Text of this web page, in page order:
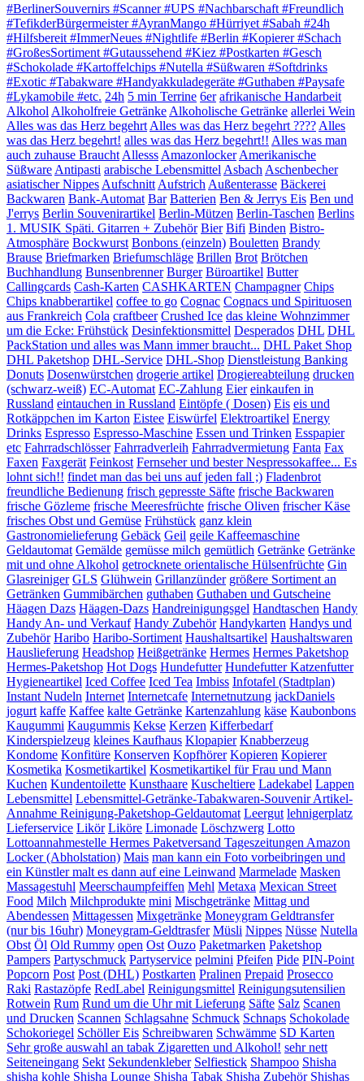
#BerlinerSouvernirs #Scanner #UPS #Nachbarschaft #Freundlich
#TefikderBürgermeister #AyranMango #Hürriyet #Sabah #24h
#Hilfsbereit #ImmerNeues #Nightlife #Berlin #Kopierer #Schach
#GroßesSortiment #Gutaussehend #Kiez #Postkarten #Gesch
#Schokolade #Kartoffelchips #Nutella #Süßwaren #Softdrinks
#Exotic #Tabakware #Handyakkuladegeräte #Guthaben #Paysafe
#Lykamobile #etc. 24h 5 min Terrine 6er afrikanische Handarbeit
Alkohol Alkoholfreie Getränke Alkoholische Getränke allerlei Wein
Alles was das Herz begehrt Alles was das Herz begehrt ???? Alles
was das Herz begehrt! alles was das Herz begehrt!! Alles was man
auch zuhause Braucht Allesss Amazonlocker Amerikanische
Süßware Antipasti arabische Lebensmittel Asbach Aschenbecher
asiatischer Nippes Aufschnitt Aufstrich Außenterasse Bäckerei
Backwaren Bank-Automat Bar Batterien Ben & Jerrys Eis Ben und
J'errys Berlin Souvenirartikel Berlin-Mützen Berlin-Taschen Berlins
1. MUSIK Späti. Gitarren + Zubehör Bier Bifi Binden Bistro-
Atmosphäre Bockwurst Bonbons (einzeln) Bouletten Brandy
Brause Briefmarken Briefumschläge Brillen Brot Brötchen
Buchhandlung Bunsenbrenner Burger Büroartikel Butter
Callingcards Cash-Karten CASHKARTEN Champagner Chips
Chips knabberartikel coffee to go Cognac Cognacs und Spirituosen
aus Frankreich Cola craftbeer Crushed Ice das kleine Wohnzimmer
um die Ecke: Frühstück Desinfektionsmittel Desperados DHL DHL
PackStation und alles was Mann immer braucht... DHL Paket Shop
DHL Paketshop DHL-Service DHL-Shop Dienstleistung Banking
Donuts Dosenwürstchen drogerie artikel Drogiereabteilung drucken
(schwarz-weiß) EC-Automat EC-Zahlung Eier einkaufen in
Russland eintauchen in Russland Eintöpfe ( Dosen) Eis eis und
Rotkäppchen im Karton Eistee Eiswürfel Elektroartikel Energy
Drinks Espresso Espresso-Maschine Essen und Trinken Esspapier
etc Fahrradschlösser Fahrradverleih Fahrradvermietung Fanta Fax
Faxen Faxgerät Feinkost Fernseher und bester Nespressokaffee... Es
lohnt sich!! findet man das bei uns auf jeden fall ;) Fladenbrot
freundliche Bedienung frisch gepresste Säfte frische Backwaren
frische Gözleme frische Meeresfrüchte frische Oliven frischer Käse
frisches Obst und Gemüse Frühstück ganz klein
Gastronomielieferung Gebäck Geil geile Kaffeemaschine
Geldautomat Gemälde gemüsse milch gemütlich Getränke Getränke
mit und ohne Alkohol getrocknete orientalische Hülsenfrüchte Gin
Glasreiniger GLS Glühwein Grillanzünder größere Sortiment an
Getränken Gummibärchen guthaben Guthaben und Gutscheine
Häagen Dazs Häagen-Dazs Handreinigungsgel Handtaschen Handy
Handy An- und Verkauf Handy Zubehör Handykarten Handys und
Zubehör Haribo Haribo-Sortiment Haushaltsartikel Haushaltswaren
Hauslieferung Headshop Heißgetränke Hermes Hermes Paketshop
Hermes-Paketshop Hot Dogs Hundefutter Hundefutter Katzenfutter
Hygieneartikel Iced Coffee Iced Tea Imbiss Infotafel (Stadtplan)
Instant Nudeln Internet Internetcafe Internetnutzung jackDaniels
jogurt kaffe Kaffee kalte Getränke Kartenzahlung käse Kaubonbons
Kaugummi Kaugummis Kekse Kerzen Kifferbedarf
Kinderspielzeug kleines Kaufhaus Klopapier Knabberzeug
Kondome Konfitüre Konserven Kopfhörer Kopieren Kopierer
Kosmetika Kosmetikartikel Kosmetikartikel für Frau und Mann
Kuchen Kundentoilette Kunsthaare Kuscheltiere Ladekabel Lappen
Lebensmittel Lebensmittel-Getränke-Tabakwaren-Souvenir Artikel-
Annahme Reinigung-Paketshop-Geldautomat Leergut lehnigerplatz
Lieferservice Likör Liköre Limonade Löschzwerg Lotto
Lottoannahmestelle Hermes Paketversand Tageszeitungen Amazon
Locker (Abholstation) Mais man kann ein Foto vorbeibringen und
ein Künstler malt es dann auf eine Leinwand Marmelade Masken
Massagestuhl Meerschaumpfeiffen Mehl Metaxa Mexican Street
Food Milch Milchprodukte mini Mischgetränke Mittag und
Abendessen Mittagessen Mixgetränke Moneygram Geldtransfer
(nur bis 16uhr) Moneygram-Geldtrasfer Müsli Nippes Nüsse Nutella
Obst Öl Old Rummy open Ost Ouzo Paketmarken Paketshop
Pampers Partyschmuck Partyservice pelmini Pfeifen Pide PIN-Point
Popcorn Post Post (DHL) Postkarten Pralinen Prepaid Prosecco
Raki Rastazöpfe RedLabel Reinigungsmittel Reinigungsutensilien
Rotwein Rum Rund um die Uhr mit Lieferung Säfte Salz Scanen
und Drucken Scannen Schlagsahne Schmuck Schnaps Schokolade
Schokoriegel Schöller Eis Schreibwaren Schwämme SD Karten
Sehr große auswahl an tabak Zigaretten und Alkohol! sehr nett
Seiteneingang Sekt Sekundenkleber Selfiestick Shampoo Shisha
shisha kohle Shisha Lounge Shisha Tabak Shisha Zubehör Shishas